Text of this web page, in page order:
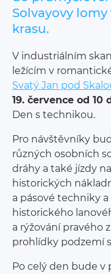
Solvayovy lomy
krasu.
V industriálním
ležícím v
Svatý Jan pod
19. července od 10
Den s technikou.
Pro návštěvníky
různých osobních
dráhy a také jízdy
historických
a pásové techniky
historického
a rýžování pravého
prohlídky podzemí
Po celý den bude v